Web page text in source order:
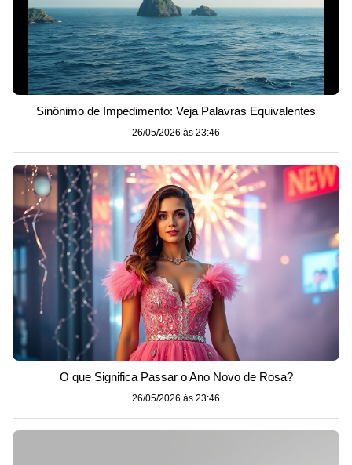
Sinônimo de Impedimento: Veja Palavras Equivalentes
26/05/2026 às 23:46
O que Significa Passar o Ano Novo de Rosa?
26/05/2026 às 23:46